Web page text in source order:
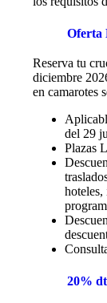
Oferta
Reserva tu
diciembre
en camarotes
del 29
Plazas
hoteles,
20%